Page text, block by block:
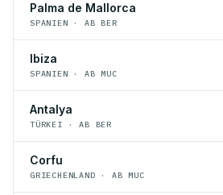
Palma de Mallorca
SPANIEN · AB BER
Ibiza
SPANIEN · AB MUC
Antalya
TÜRKEI · AB BER
Corfu
GRIECHENLAND · AB MUC